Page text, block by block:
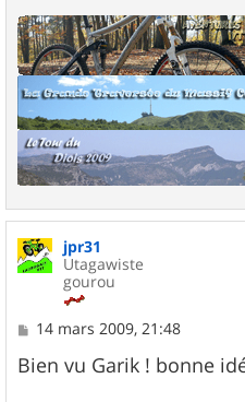
jpr31
Utagawiste
gourou
M
s
s
14 mars 2009, 21:48
Bien vu Garik ! bonne